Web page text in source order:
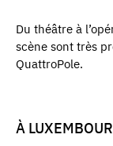
Du théâtre à
scène sont très
QuattroPole.
À